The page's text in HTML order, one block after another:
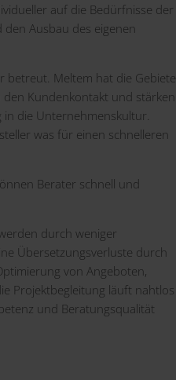
auf die Bedürfnisse der
Ausbau des eigenen
betreut. Meltem hat die Gebiete
Kundenkontakt und stärken
die Unternehmenskultur.
was für einen schnelleren
Berater schnell und
durch weniger
Übersetzungsverluste durch
von Angeboten,
Projektbegleitung läuft nahtlos
und Beratungsqualität